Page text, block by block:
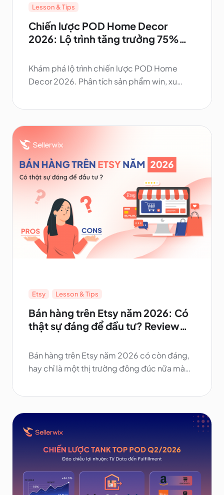
Chiến lược POD Home Decor
2026: Lộ trình tăng trưởng 75%
Lesson & Tips
Khám phá lộ trình chiến lược POD Home
Decor 2026. Phân tích sản phẩm win, xu
tối ưu giúp POD Seller bùng nổ doanh số
Bán hàng trên Etsy năm 2026: Có
thật sự đáng để đầu tư? Review
những “sự thật ít ai nói”
Etsy Lesson & Tips
Bán hàng trên Etsy năm 2026 có còn đáng,
hay chỉ là một thị trường đông đúc nữa mà
tích một cách rõ ràng. Bạn sẽ hiểu được
thực tế khi bán hàng trên Etsy, mức thu nhập
có thể đạt được, cũng như những “góc
khuất” mà phần lớn người bán không chia sẻ
— để từ đó quyết định liệu Etsy có phải là
nền tảng phù hợp cho việc kinh doanh của
bạn hay không.